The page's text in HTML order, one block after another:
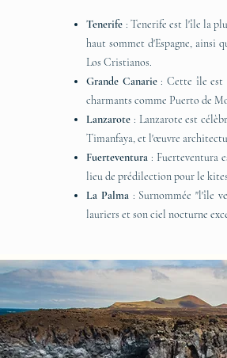
Tenerife : Tenerife est l'île la
haut sommet d'Espagne, ainsi
Los Cristianos.
Grande Canarie: Cette île est
charmants comme Puerto de
Lanzarote : Lanzarote est
Timanfaya, et l'œuvre
Fuerteventura : Fuerteventura
lieu de prédilection pour le
La Palma: Surnommée "l'île
lauriers et son ciel nocturne